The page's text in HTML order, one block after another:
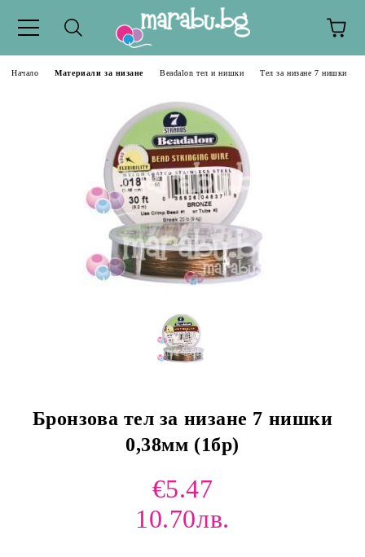
Начало Материали за низане Beadalon тел и нишки Тел за низане 7 нишки
Бронзова тел за низане 7 нишки
0,38мм (1бр)
€5.47
10.70лв.